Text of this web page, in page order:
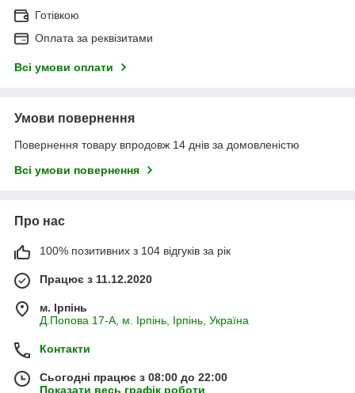
Готівкою
Оплата за реквізитами
Всі умови оплати
Умови повернення
Повернення товару впродовж 14 днів за домовленістю
Всі умови повернення
Про нас
100% позитивних з 104 відгуків за рік
Працює з 11.12.2020
м. Ірпінь
Д.Попова 17-А, м. Ірпінь, Ірпінь, Україна
Контакти
Сьогодні працює з 08:00 до 22:00
Показати весь графік роботи